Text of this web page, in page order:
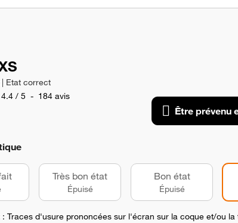
Etat correct
4.4 / 5 - 184 avis
Être prévenu
Très bon état
Épuisé
Bon état
Épuisé
: Traces d'usure prononcées sur l'écran sur la coque et/ou la